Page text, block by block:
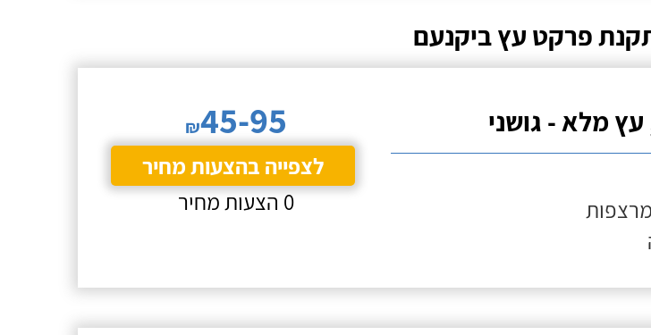
פרקט עץ ביקנעם
מלא - גושני ₪45-95
לצפייה בהצעות מחיר
0 הצעות מחיר